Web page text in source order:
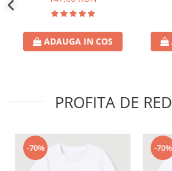
ADAUGA IN COS
PROFITA DE
-70% -70%